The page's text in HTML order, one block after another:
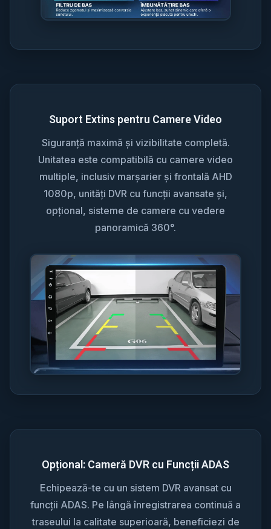
Suport Extins pentru Camere Video
Siguranță maximă și vizibilitate completă.
Unitatea este compatibilă cu camere video
multiple, inclusiv marșarier și frontală AHD
1080p, unități DVR cu funcții avansate și,
opțional, sisteme de camere cu vedere
panoramică 360°.
Opțional: Cameră DVR cu Funcții ADAS
Echipează-te cu un sistem DVR avansat cu
funcții ADAS. Pe lângă înregistrarea continuă a
traseului la calitate superioară, beneficiezi de